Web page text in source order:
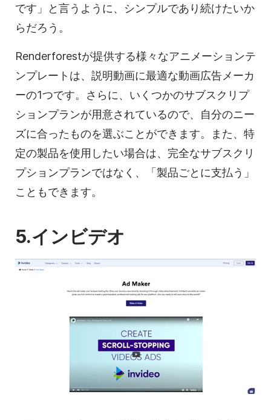
です」と言うように、シンプルであり続けたいか
らだろう。
Renderforestが提供する様々なアニメーションテ
ンプレートは、説明動画に最適な動画広告メーカ
ーの1つです。さらに、いくつかのサブスクリプ
ションプランが用意されているので、自分のニー
ズに合ったものを選ぶことができます。また、特
定の製品を使用したい場合は、完全なサブスクリ
プションプランではなく、「製品ごとに支払う」
こともできます。
5.インビデオ